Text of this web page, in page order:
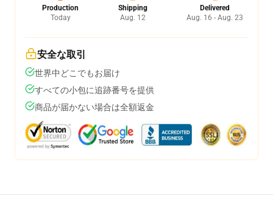
Production
Today
Shipping
Aug. 12
Delivered
Aug. 16 - Aug. 23
安全な取引
世界中どこでもお届け
すべての小包に追跡番号を提供
商品が届かない場合は全額返金